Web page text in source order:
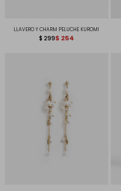
LLAVERO Y CHARM PELUCHE KUROMI
$ 299$ 254